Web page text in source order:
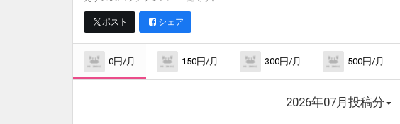
ポスト シェア
0円/月 150円/月 300円/月 500円/月
2026年07月投稿分